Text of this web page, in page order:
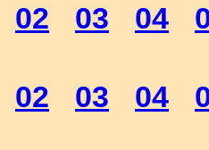
02 03 04
02 03 04